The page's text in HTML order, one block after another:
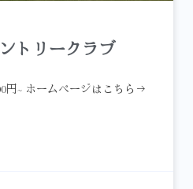
トリークラブ
~ ホームページはこちら→